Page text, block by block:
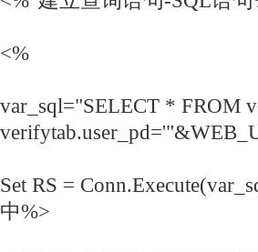
<%
var_sql="SELECT * FROM
Set RS =
中%>